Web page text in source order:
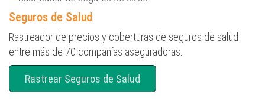
Seguros de Salud
Rastreador de precios y coberturas de seguros de salud
entre más de 70 compañías aseguradoras.
Rastrear Seguros de Salud